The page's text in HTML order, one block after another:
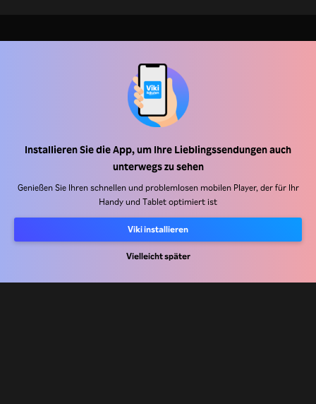
Installieren Sie die App, um Ihre Lieblingssendungen auch
unterwegs zu sehen
Genießen Sie Ihren schnellen und problemlosen mobilen Player, der für Ihr
Handy und Tablet optimiert ist
Viki installieren
Vielleicht später
Hilfe Center
Arbeiten Sie mit uns zusammen